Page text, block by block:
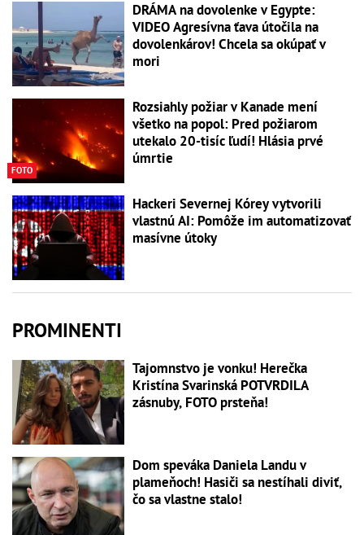
DRÁMA na dovolenke v Egypte:
VIDEO Agresívna ťava útočila na
dovolenkárov! Chcela sa okúpať v
mori
FOTO
Rozsiahly požiar v Kanade mení
všetko na popol: Pred požiarom
utekalo 20-tisíc ľudí! Hlásia prvé
úmrtie
Hackeri Severnej Kórey vytvorili
vlastnú AI: Pomôže im automatizovať
masívne útoky
PROMINENTI
Tajomnstvo je vonku! Herečka
Kristína Svarinská POTVRDILA
zásnuby, FOTO prsteňa!
Dom speváka Daniela Landu v
plameňoch! Hasiči sa nestíhali diviť,
čo sa vlastne stalo!